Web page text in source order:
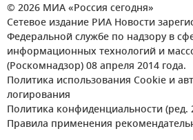
© 2026 МИА «Россия сегодня»
Сетевое издание РИА Новости
Федеральной службе по надзору в
информационных технологий и
(Роскомнадзор) 08 апреля 2014 года.
Политика использования Cookie и
логирования
Политика конфиденциальности (ред.
Правила применения